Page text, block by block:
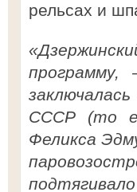
рельсах и
«
программу,
СССР (то
Феликса